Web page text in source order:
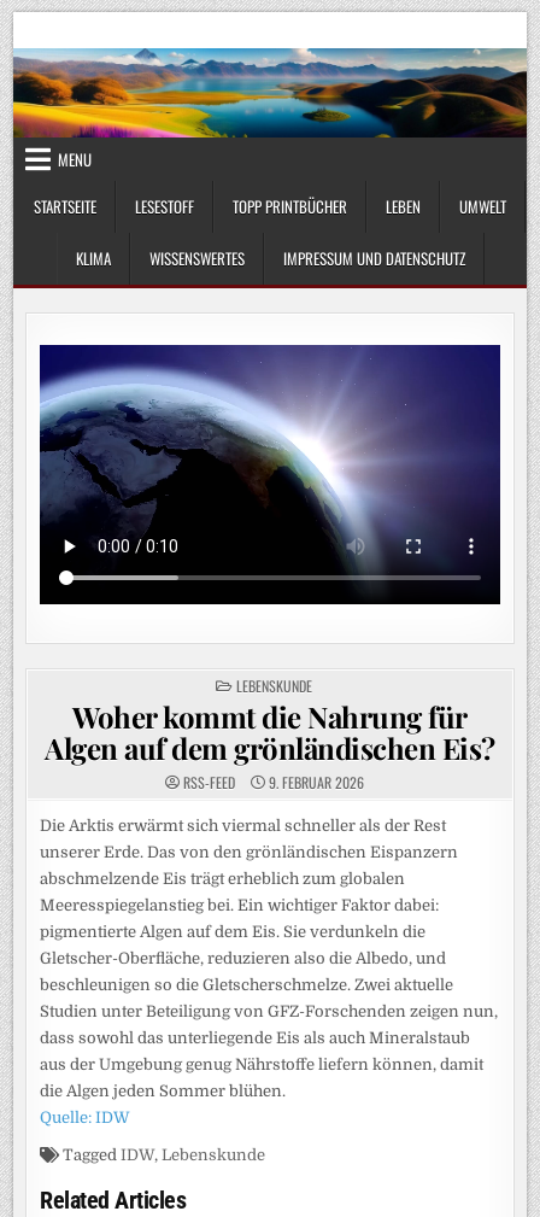
Skip
to
content
UmweltKlima.com
MENU
STARTSEITE
LESESTOFF TOPP PRINTBÜCHER LEBEN UMWELT
KLIMA WISSENSWERTES IMPRESSUM UND DATENSCHUTZ
POSTED
IN
LEBENSKUNDE
Woher kommt die Nahrung für
Algen auf dem grönländischen Eis?
RSS-FEED 9. FEBRUAR 2026
Die Arktis erwärmt sich viermal schneller als der Rest
unserer Erde. Das von den grönländischen Eispanzern
abschmelzende Eis trägt erheblich zum globalen
Meeresspiegelanstieg bei. Ein wichtiger Faktor dabei:
pigmentierte Algen auf dem Eis. Sie verdunkeln die
Gletscher-Oberfläche, reduzieren also die Albedo, und
beschleunigen so die Gletscherschmelze. Zwei aktuelle
Studien unter Beteiligung von GFZ-Forschenden zeigen nun,
dass sowohl das unterliegende Eis als auch Mineralstaub
aus der Umgebung genug Nährstoffe liefern können, damit
die Algen jeden Sommer blühen.
Quelle: IDW
TaggedIDW,Lebenskunde
Related Articles